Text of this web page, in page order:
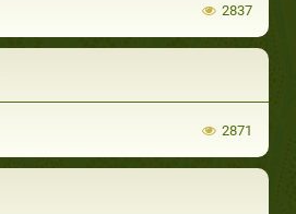
2837
2871